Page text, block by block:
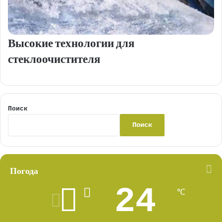
Высокие технологии для
стеклоочистителя
Поиск
Поиск
Погода
24 ℃